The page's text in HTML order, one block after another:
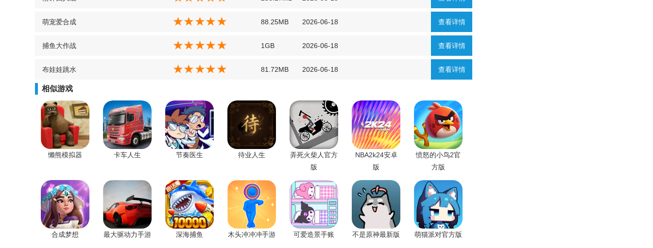
查看详情
萌宠爱合成 88.25MB 2026-06-18
查看详情
捕鱼大作战 1GB 2026-06-18
查看详情
布娃娃跳水 81.72MB 2026-06-18
相似游戏
懒熊模拟器 卡车人生 节奏医生 待业人生
弄死火柴人官方
版
NBA2k24安卓
版
愤怒的小鸟2官
方版
合成梦想 最大驱动力手游 深海捕鱼 木头冲冲冲手游 可爱造景手账 不是原神最新版 萌猫派对官方版